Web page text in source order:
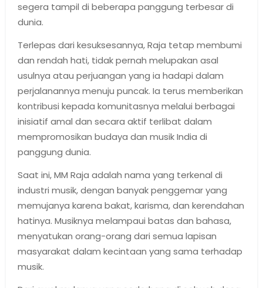
segera tampil di beberapa panggung terbesar di
dunia.
Terlepas dari kesuksesannya, Raja tetap membumi
dan rendah hati, tidak pernah melupakan asal
usulnya atau perjuangan yang ia hadapi dalam
perjalanannya menuju puncak. Ia terus memberikan
kontribusi kepada komunitasnya melalui berbagai
inisiatif amal dan secara aktif terlibat dalam
mempromosikan budaya dan musik India di
panggung dunia.
Saat ini, MM Raja adalah nama yang terkenal di
industri musik, dengan banyak penggemar yang
memujanya karena bakat, karisma, dan kerendahan
hatinya. Musiknya melampaui batas dan bahasa,
menyatukan orang-orang dari semua lapisan
masyarakat dalam kecintaan yang sama terhadap
musik.